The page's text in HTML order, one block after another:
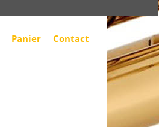
Panier Contact